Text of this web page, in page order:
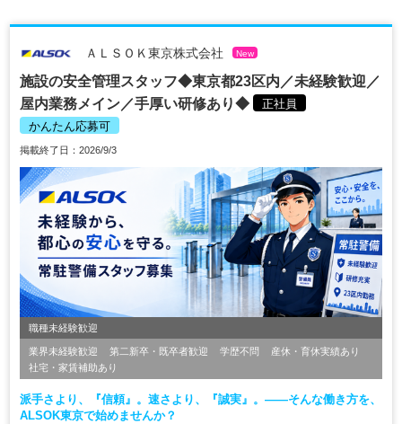
ＡＬＳＯＫ東京株式会社 New
施設の安全管理スタッフ◆東京都23区内／未経験歓迎／
屋内業務メイン／手厚い研修あり◆
正社員
かんたん応募可
掲載終了日：2026/9/3
職種未経験歓迎
業界未経験歓迎 第二新卒・既卒者歓迎 学歴不問
産休・育休実績あり
社宅・家賃補助あり
派手さより、『信頼』。速さより、『誠実』。――そんな働き方を、
ALSOK東京で始めませんか？